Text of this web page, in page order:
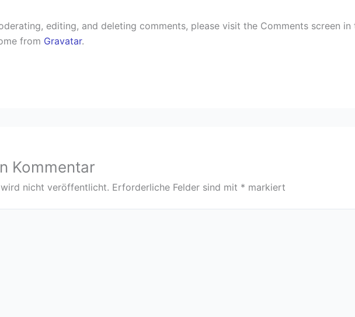
editing, and deleting comments, please visit the Comments screen in
from Gravatar.
Kommentar
nicht veröffentlicht. Erforderliche Felder sind mit * markiert